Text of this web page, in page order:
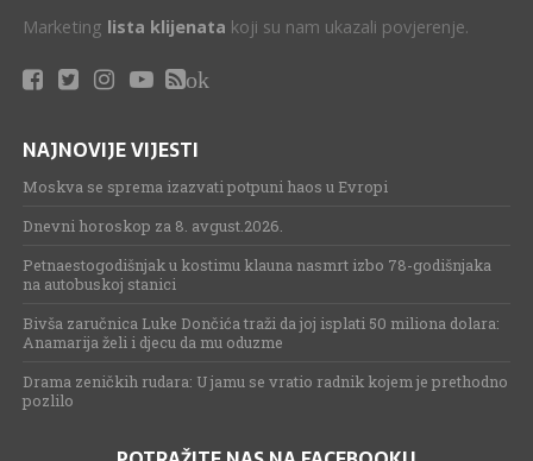
Marketing lista klijenata koji su nam ukazali povjerenje.
ok
NAJNOVIJE VIJESTI
Moskva se sprema izazvati potpuni haos u Evropi
Dnevni horoskop za 8. avgust.2026.
Petnaestogodišnjak u kostimu klauna nasmrt izbo 78-godišnjaka
na autobuskoj stanici
Bivša zaručnica Luke Dončića traži da joj isplati 50 miliona dolara:
Anamarija želi i djecu da mu oduzme
Drama zeničkih rudara: U jamu se vratio radnik kojem je prethodno
pozlilo